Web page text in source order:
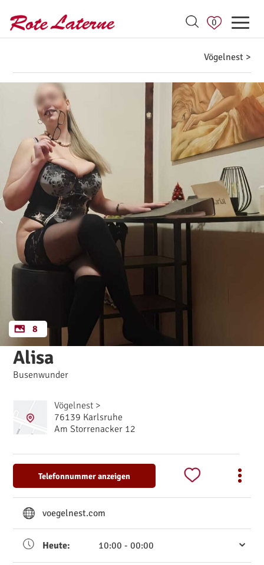
0
Vögelnest >
8
Alisa
Busenwunder
Vögelnest >
76139 Karlsruhe
Am Storrenacker 12
Telefonnummer anzeigen
voegelnest.com
Heute: 10:00 - 00:00